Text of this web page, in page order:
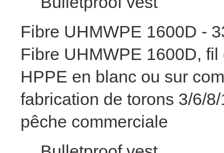
Fibre UHMWPE 1600D -
Fibre UHMWPE 1600D,
HPPE en blanc ou sur
fabrication de torons 3/6/
pêche commerciale